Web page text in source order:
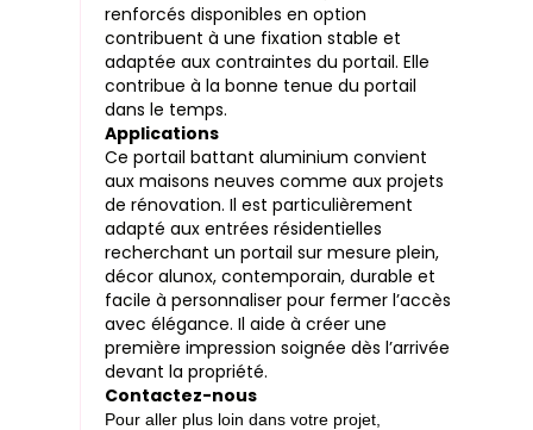
renforcés disponibles en option
contribuent à une fixation stable et
adaptée aux contraintes du portail. Elle
contribue à la bonne tenue du portail
dans le temps.
Applications
Ce portail battant aluminium convient
aux maisons neuves comme aux projets
de rénovation. Il est particulièrement
adapté aux entrées résidentielles
recherchant un portail sur mesure plein,
décor alunox, contemporain, durable et
facile à personnaliser pour fermer l’accès
avec élégance. Il aide à créer une
première impression soignée dès l’arrivée
devant la propriété.
Contactez-nous
Pour aller plus loin dans votre projet,